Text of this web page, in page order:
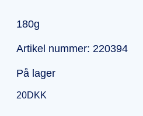
180g
Artikel nummer: 220394
På lager
20DKK